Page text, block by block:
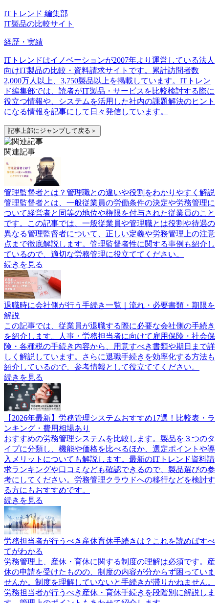
ITトレンド 編集部
IT製品の比較サイト
経歴・実績
ITトレンドはイノベーションが2007年より運営している法人
向けIT製品の比較・資料請求サイトです。累計訪問者数
2,000万人以上、3,750製品以上を掲載しています。ITトレン
ド編集部では、読者がIT製品・サービスを比較検討する際に
役立つ情報や、システムを活用した社内の課題解決のヒント
になる情報を記事にして日々発信しています。
記事上部にジャンプして戻る＞
関連記事
管理監督者とは？管理職との違いや役割をわかりやすく解説
管理監督者とは、一般従業員の労働条件の決定や労務管理に
ついて経営者と同等の地位や権限を付与された従業員のこと
です。この記事では、一般従業員や管理職とは役割や待遇の
異なる管理監督者について、正しい定義や労務管理上の注意
点まで徹底解説します。管理監督者性に関する事例も紹介し
ているので、適切な労務管理に役立ててください。
続きを見る
退職時に会社側が行う手続き一覧｜流れ・必要書類・期限を
解説
この記事では、従業員が退職する際に必要な会社側の手続き
を紹介します。人事・労務担当者に向けて雇用保険・社会保
険・各種税の手続き内容から、用意すべき書類や期日まで詳
しく解説しています。さらに退職手続きを効率化する方法も
紹介しているので、参考情報として役立ててください。
続きを見る
【2026年最新】労務管理システムおすすめ17選！比較表・ラ
ンキング・費用相場あり
おすすめの労務管理システムを比較します。製品を３つのタ
イプに分類し、機能や価格を比べるほか、選定ポイントや導
入メリットについても解説します。最新のITトレンド資料請
求ランキングや口コミなども確認できるので、製品選びの参
考にしてください。労務管理クラウドへの移行などを検討す
る方にもおすすめです。
続きを見る
労務担当者が行うべき産休育休手続きは？これを読めばすべ
てがわかる
労務管理上、産休・育休に関する制度の理解は必須です。産
休の申請を受けたものの、制度の内容が分からず困っていま
せんか。制度を理解していないと手続きが滞りかねません。
労務担当者が行うべき産休・育休手続きを段階別に解説しま